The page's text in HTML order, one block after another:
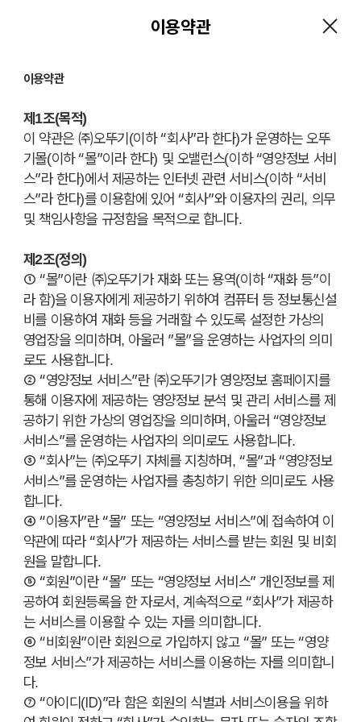
이용약관
이용약관
제1조(목적)
이 약관은 ㈜오뚜기(이하 “회사”라 한다)가 운영하는 오뚜
기몰(이하 “몰”이라 한다) 및 오밸런스(이하 “영양정보 서비
스”라 한다)에서 제공하는 인터넷 관련 서비스(이하 “서비
스”라 한다)를 이용함에 있어 “회사”와 이용자의 권리, 의무
및 책임사항을 규정함을 목적으로 합니다.
제2조(정의)
① “몰”이란 ㈜오뚜기가 재화 또는 용역(이하 “재화 등”이
라 함)을 이용자에게 제공하기 위하여 컴퓨터 등 정보통신설
비를 이용하여 재화 등을 거래할 수 있도록 설정한 가상의
영업장을 의미하며, 아울러 ”몰”을 운영하는 사업자의 의미
로도 사용합니다.
② “영양정보 서비스”란 ㈜오뚜기가 영양정보 홈페이지를
통해 이용자에 제공하는 영양정보 분석 및 관리 서비스를 제
공하기 위한 가상의 영업장을 의미하며, 아울러 “영양정보
서비스”를 운영하는 사업자의 의미로도 사용합니다.
③ “회사”는 ㈜오뚜기 자체를 지칭하며, “몰”과 “영양정보
서비스”를 운영하는 사업자를 총칭하기 위한 의미로도 사용
합니다.
④ “이용자”란 “몰” 또는 “영양정보 서비스”에 접속하여 이
약관에 따라 “회사”가 제공하는 서비스를 받는 회원 및 비회
원을 말합니다.
⑤ “회원”이란 “몰” 또는 “영양정보 서비스” 개인정보를 제
공하여 회원등록을 한 자로서, 계속적으로 “회사”가 제공하
는 서비스를 이용할 수 있는 자를 의미합니다.
⑥ “비회원”이란 회원으로 가입하지 않고 “몰” 또는 “영양
정보 서비스”가 제공하는 서비스를 이용하는 자를 의미합니
다.
⑦ “아이디(ID)”라 함은 회원의 식별과 서비스이용을 위하
오뚜기몰 존재이유 고객센터 대량주문문의
㈜ 오뚜기 사업자정보
고객센터080-433-8888
월~금 09:00~17:00 / 점심시간 12:30~13:30
(토/일/공휴일 휴무)
이용약관 개인정보처리방침
사업자정보확인
© OTOKI CORP. ALL RIGHTS RESERVED.